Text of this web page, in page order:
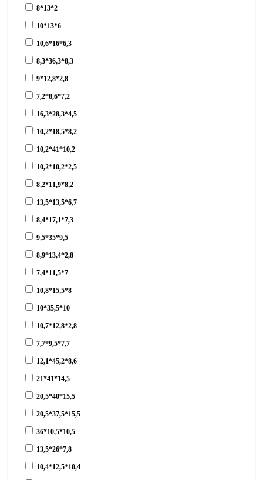
8*13*2
10*13*6
10,6*16*6,3
8,3*36,3*8,3
9*12,8*2,8
7,2*8,6*7,2
16,3*28,3*4,5
10,2*18,5*8,2
10,2*41*10,2
10,2*10,2*2,5
8,2*11,9*8,2
13,5*13,5*6,7
8,4*17,1*7,3
9,5*35*9,5
8,9*13,4*2,8
7,4*11,5*7
10,8*15,5*8
10*35,5*10
10,7*12,8*2,8
7,7*9,5*7,7
12,1*45,2*8,6
21*41*14,5
20,5*40*15,5
20,5*37,5*15,5
36*10,5*10,5
13,5*26*7,8
10,4*12,5*10,4